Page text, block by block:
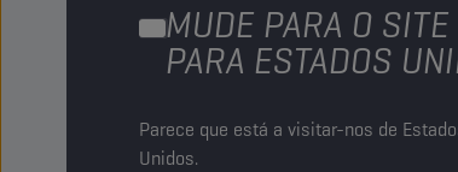
MUDE PARA O SITE
PARA ESTADOS
Parece que está a visitar-nos de
Unidos.